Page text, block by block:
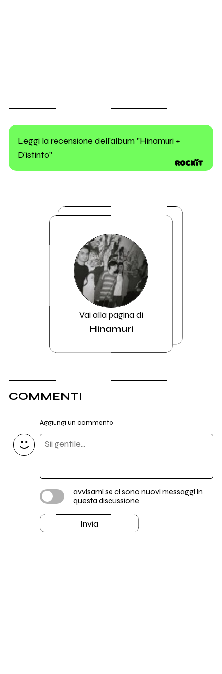
Leggi la recensione dell'album "Hinamuri +
D’istinto"
Vai alla pagina di
Hinamuri
COMMENTI
Aggiungi un commento
avvisami se ci sono nuovi messaggi in
questa discussione
Invia